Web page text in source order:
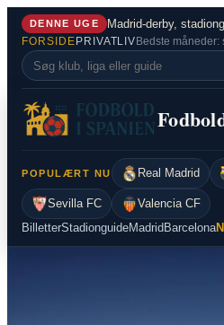
Spring
indhold
DENNE UGE Madrid-derby,
FORSIDE PRIVATLIV Bedste måneder:
POPULÆRT NU Real Madrid
Sevilla FC
Valencia CF
BilletterStadionguideMadrid Barcelona